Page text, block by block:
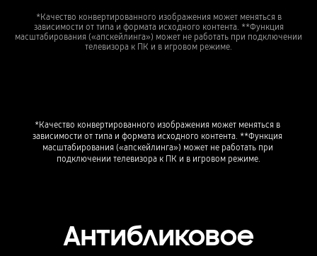
*Качество конвертированного изображения может меняться в
зависимости от типа и формата исходного контента. **Функция
масштабирования («апскейлинга») может не работать при подключении
телевизора к ПК и в игровом режиме.
*Качество конвертированного изображения может меняться в
зависимости от типа и формата исходного контента. **Функция
масштабирования («апскейлинга») может не работать при
подключении телевизора к ПК и в игровом режиме.
Антибликовое